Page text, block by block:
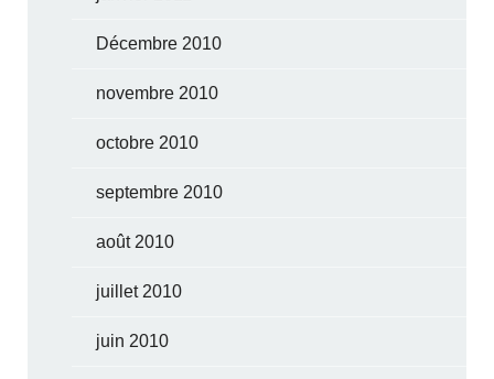
Décembre 2010
novembre 2010
octobre 2010
septembre 2010
août 2010
juillet 2010
juin 2010